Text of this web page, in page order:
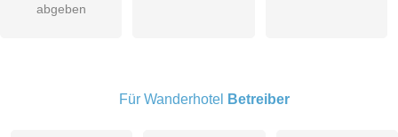
Wanderhotel-Eintrag zu stellen.
abgeben
Für Wanderhotel Betreiber